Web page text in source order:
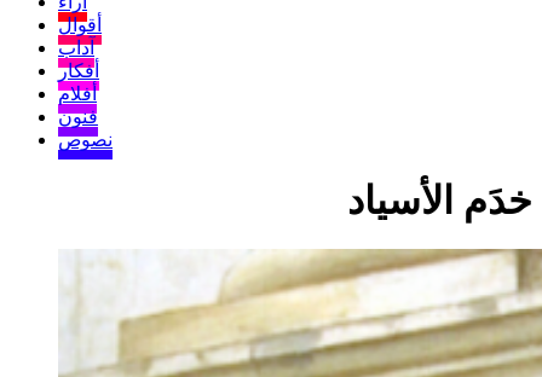
أقوال
آداب
أفكار
أفلام
فنون
نصوص
خدَم الأسياد